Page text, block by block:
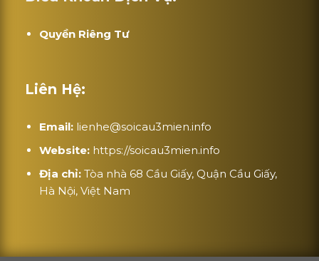
Quyền Riêng Tư
Liên Hệ:
Email: lienhe@soicau3mien.info
Website: https://soicau3mien.info
Địa chỉ: Tòa nhà 68 Cầu Giấy, Quận Cầu Giấy,
Hà Nội, Việt Nam